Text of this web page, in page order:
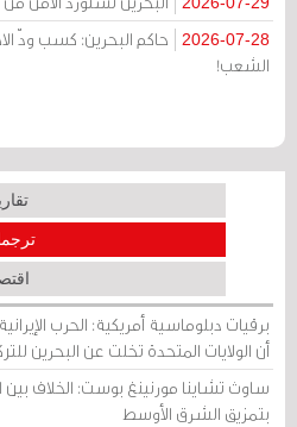
2026-07-28
حاكم البحرين: كسب ودّ
الشعب!
برقيات دبلوماسية أمريكية: الحرب
أن الولايات المتحدة تخلت عن البحرين
ساوث تشاينا مورنينغ بوست: الخلاف بين
بتمزيق الشرق الأوسط